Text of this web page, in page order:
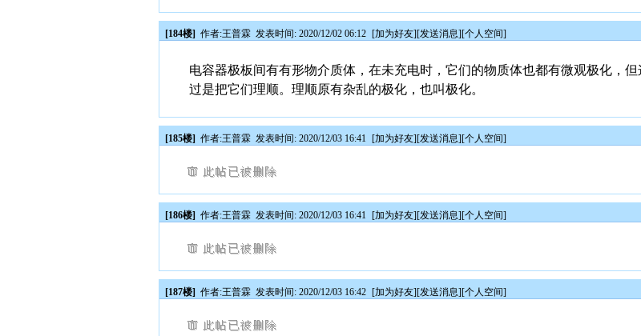
[184楼] 作者:王普霖 发表时间: 2020/12/02 06:12 [加为好友][发送消息][个人空间]
电容器极板间有有形物介质体，在未充电时，它们的物质体也都有微观极化，
过是把它们理顺。理顺原有杂乱的极化，也叫极化。
[185楼] 作者:王普霖 发表时间: 2020/12/03 16:41 [加为好友][发送消息][个人空间]
[186楼] 作者:王普霖 发表时间: 2020/12/03 16:41 [加为好友][发送消息][个人空间]
[187楼] 作者:王普霖 发表时间: 2020/12/03 16:42 [加为好友][发送消息][个人空间]